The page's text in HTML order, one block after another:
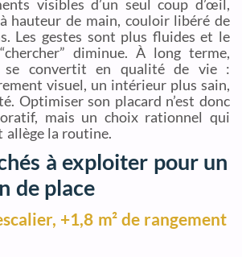
visibles d’un seul coup d’œil,
hauteur de main, couloir libéré de
Les gestes sont plus fluides et le
diminue. À long terme,
se convertit en qualité de vie :
visuel, un intérieur plus sain,
Optimiser son placard n’est donc
mais un choix rationnel qui
allège la routine.
à exploiter pour un
de place
+1,8 m² de rangement